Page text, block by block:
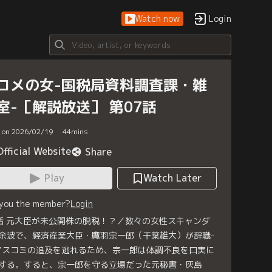
Watch now Login
メの女-国税局資料調査課・雑
-［解説放送］ 第07話
on 2026/02/19 44mins
Website
Share
Play
Watch Later
the member?Login
元大臣が未公開株の脱税！？／数々の女性スキャンダ
波で、経済産業大臣・鷹羽宗一郎（千葉雄大）が辞職-
コミの追及を逃れるため、宗一郎は体調不良を口実に
る。すると、宗一郎を守る立場だった元秘書・灰島